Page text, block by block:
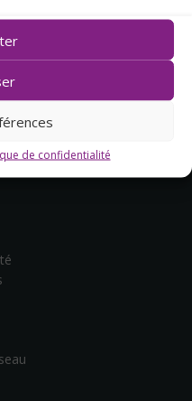
de confidentialité